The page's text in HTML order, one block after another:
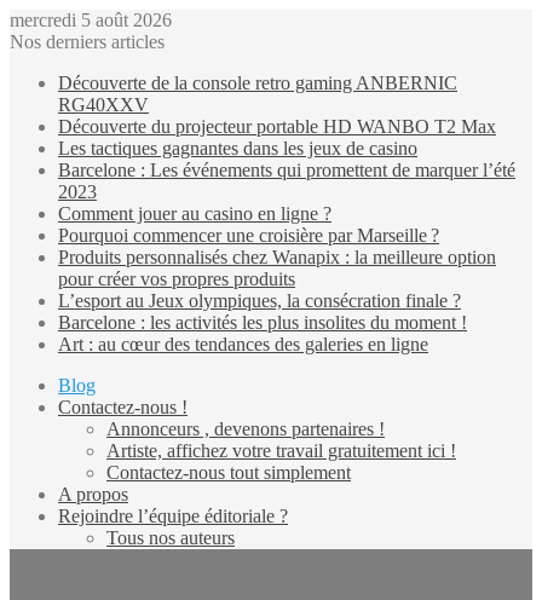
mercredi 5 août 2026
Nos derniers articles
Découverte de la console retro gaming ANBERNIC
RG40XXV
Découverte du projecteur portable HD WANBO T2 Max
Les tactiques gagnantes dans les jeux de casino
Barcelone : Les événements qui promettent de marquer l’été
2023
Comment jouer au casino en ligne ?
Pourquoi commencer une croisière par Marseille ?
Produits personnalisés chez Wanapix : la meilleure option
pour créer vos propres produits
L’esport au Jeux olympiques, la consécration finale ?
Barcelone : les activités les plus insolites du moment !
Art : au cœur des tendances des galeries en ligne
Blog
Contactez-nous !
Annonceurs , devenons partenaires !
Artiste, affichez votre travail gratuitement ici !
Contactez-nous tout simplement
A propos
Rejoindre l’équipe éditoriale ?
Tous nos auteurs